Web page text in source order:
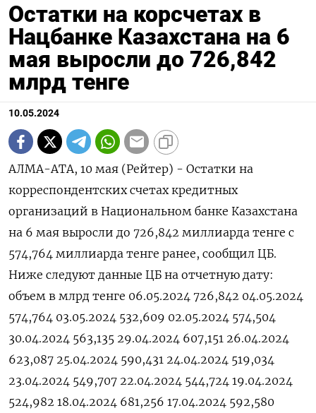
Остатки на корсчетах в
Нацбанке Казахстана на 6
мая выросли до 726,842
млрд тенге
10.05.2024
АЛМА-АТА, 10 мая (Рейтер) - Остатки на
корреспондентских счетах кредитных
организаций в Национальном банке Казахстана
на 6 мая выросли до 726,842 миллиарда тенге с
574,764 миллиарда тенге ранее, сообщил ЦБ.
Ниже следуют данные ЦБ на отчетную дату:
объем в млрд тенге 06.05.2024 726,842 04.05.2024
574,764 03.05.2024 532,609 02.05.2024 574,504
30.04.2024 563,135 29.04.2024 607,151 26.04.2024
623,087 25.04.2024 590,431 24.04.2024 519,034
23.04.2024 549,707 22.04.2024 544,724 19.04.2024
524,982 18.04.2024 681,256 17.04.2024 592,580